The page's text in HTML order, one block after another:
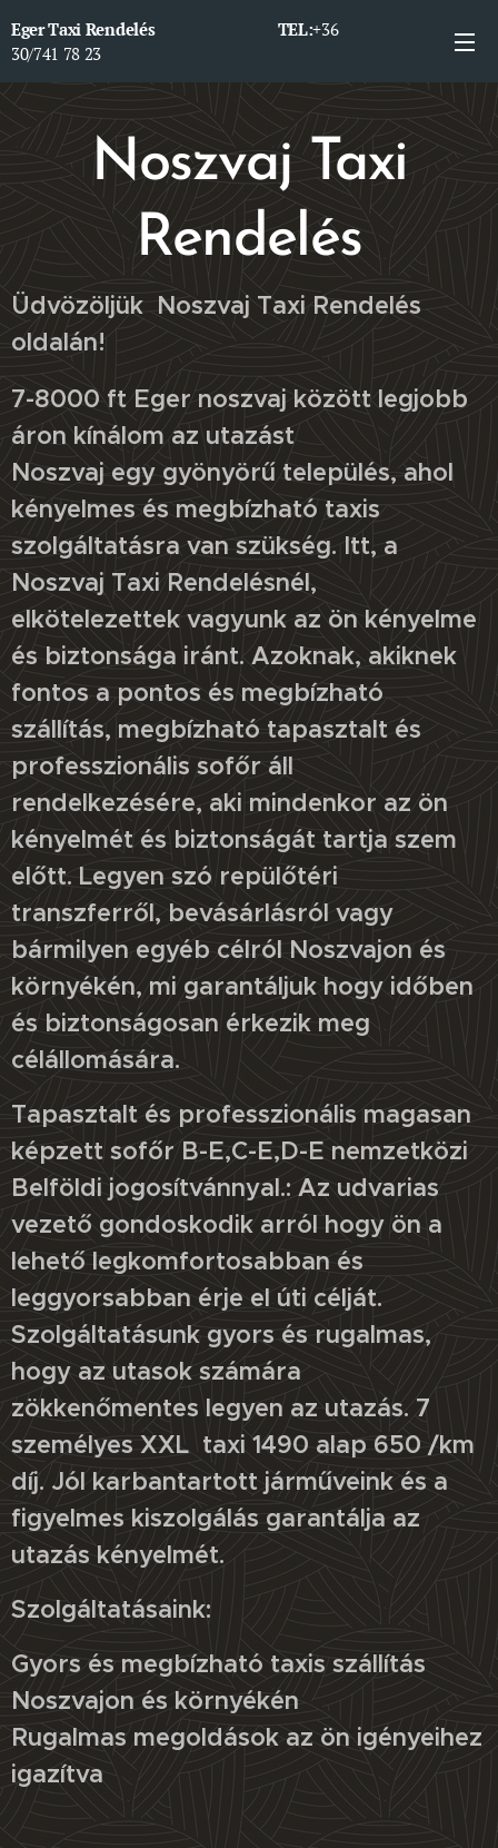
Eger Taxi Rendelés TEL:+36
30/741 78 23
Noszvaj Taxi
Rendelés
Üdvözöljük Noszvaj Taxi Rendelés
oldalán!
7-8000 ft Eger noszvaj között legjobb
áron kínálom az utazást
Noszvaj egy gyönyörű település, ahol
kényelmes és megbízható taxis
szolgáltatásra van szükség. Itt, a
Noszvaj Taxi Rendelésnél,
elkötelezettek vagyunk az ön kényelme
és biztonsága iránt. Azoknak, akiknek
fontos a pontos és megbízható
szállítás, megbízható tapasztalt és
professzionális sofőr áll
rendelkezésére, aki mindenkor az ön
kényelmét és biztonságát tartja szem
előtt. Legyen szó repülőtéri
transzferről, bevásárlásról vagy
bármilyen egyéb célról Noszvajon és
környékén, mi garantáljuk hogy időben
és biztonságosan érkezik meg
célállomására.
Tapasztalt és professzionális magasan
képzett sofőr B-E,C-E,D-E nemzetközi
Belföldi jogosítvánnyal.: Az udvarias
vezető gondoskodik arról hogy ön a
lehető legkomfortosabban és
leggyorsabban érje el úti célját.
Szolgáltatásunk gyors és rugalmas,
hogy az utasok számára
zökkenőmentes legyen az utazás. 7
személyes XXL taxi 1490 alap 650 /km
díj. Jól karbantartott járműveink és a
figyelmes kiszolgálás garantálja az
utazás kényelmét.
Szolgáltatásaink:
Gyors és megbízható taxis szállítás
Noszvajon és környékén
Rugalmas megoldások az ön igényeihez
igazítva